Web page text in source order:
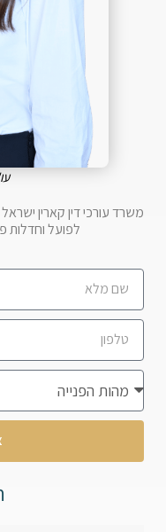
משרד עורכי דין קארין
לפועל וחדלות